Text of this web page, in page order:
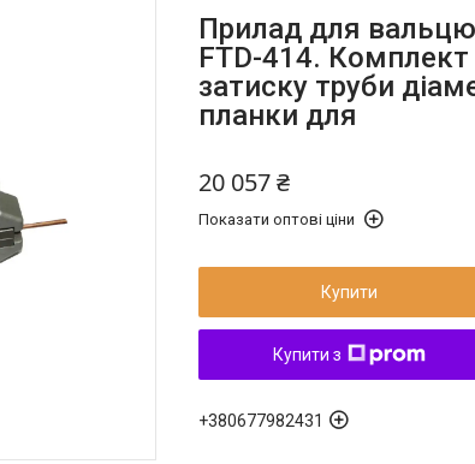
Прилад для
FTD-414. Комплект
затиску труби
планки для
20 057 ₴
Показати оптові ціни
Купити
Купити з
+380677982431